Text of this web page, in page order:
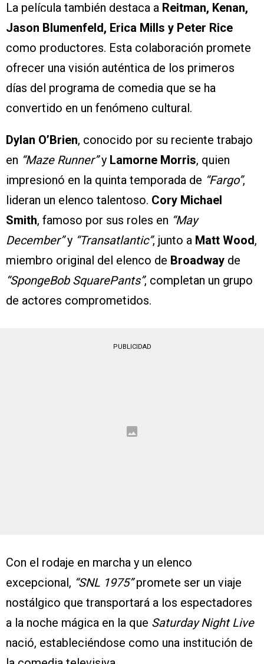
La película también destaca a Reitman, Kenan,
Jason Blumenfeld, Erica Mills y Peter Rice
como productores. Esta colaboración promete
ofrecer una visión auténtica de los primeros
días del programa de comedia que se ha
convertido en un fenómeno cultural.
Dylan O’Brien, conocido por su reciente trabajo
en “Maze Runner”y Lamorne Morris, quien
impresionó en la quinta temporada de “Fargo”,
lideran un elenco talentoso. Cory Michael
Smith, famoso por sus roles en “May
December”y “Transatlantic”, junto a Matt Wood,
miembro original del elenco de Broadway de
“SpongeBob SquarePants”, completan un grupo
de actores comprometidos.
PUBLICIDAD
Con el rodaje en marcha y un elenco
excepcional, “SNL 1975”promete ser un viaje
nostálgico que transportará a los espectadores
a la noche mágica en la que Saturday Night Live
nació, estableciéndose como una institución de